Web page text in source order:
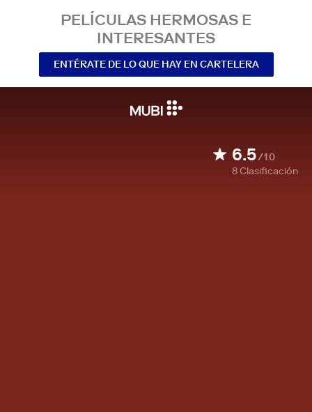
PELÍCULAS HERMOSAS E
INTERESANTES
ENTÉRATE DE LO QUE HAY EN CARTELERA
6.5/10
8Clasificación